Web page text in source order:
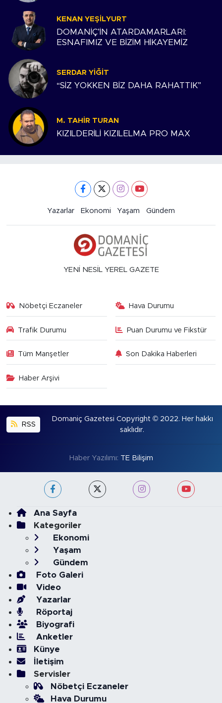
KENAN YEŞILYURT
DOMANİÇ’İN ATARDAMARLARI:
ESNAFIMIZ VE BİZİM HİKAYEMİZ
SERDAR YIĞIT
“SİZ YOKKEN BİZ DAHA RAHATTIK”
M. TAHIR TURAN
KIZILDERİLİ KIZILELMA PRO MAX
Yazarlar Ekonomi Yaşam Gündem
YENİ NESİL YEREL GAZETE
Nöbetçi Eczaneler Hava Durumu
Trafik Durumu Puan Durumu ve Fikstür
Tüm Manşetler Son Dakika Haberleri
Haber Arşivi
RSS
Domaniç Gazetesi Copyright © 2022. Her hakkı
saklıdır.
Haber Yazılımı: TE Bilişim
Ana Sayfa
Kategoriler
Ekonomi
Yaşam
Gündem
Foto Galeri
Video
Yazarlar
Röportaj
Biyografi
Anketler
Künye
İletişim
Servisler
Nöbetçi Eczaneler
Hava Durumu